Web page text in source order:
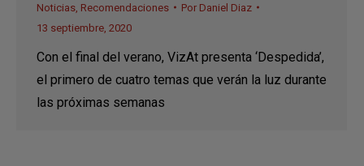
Noticias Recomendaciones Por Daniel Diaz
13 septiembre, 2020
Con el final del verano, VizAt presenta ‘Despedida’,
el primero de cuatro temas que verán la luz durante
las próximas semanas